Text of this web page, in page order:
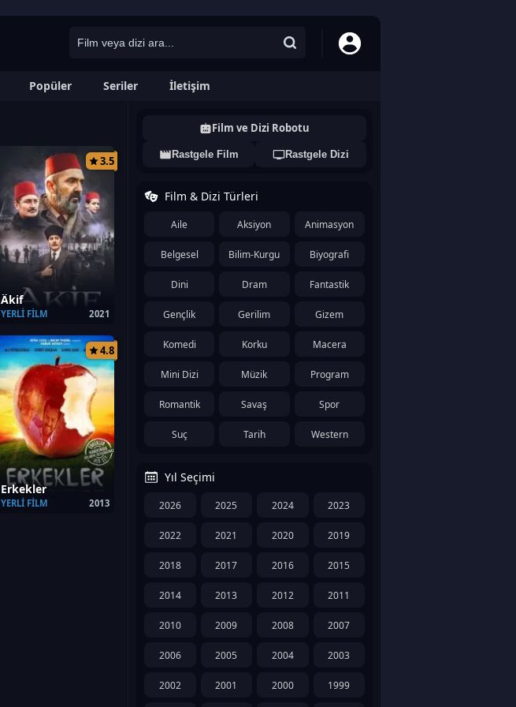
Popüler Seriler İletişim
3.5
Âkif
2021
YERLI FILM
4.8
Erkekler
2013
YERLI FILM
Film ve Dizi Robotu
Rastgele Film Rastgele Dizi
Film & Dizi Türleri
Aile Aksiyon Animasyon
Belgesel Bilim-Kurgu Biyografi
Dini Dram Fantastik
Gençlik Gerilim Gizem
Komedi Korku Macera
Mini Dizi Müzik Program
Romantik Savaş Spor
Suç Tarih Western
Yıl Seçimi
2026 2025 2024 2023
2022 2021 2020 2019
2018 2017 2016 2015
2014 2013 2012 2011
2010 2009 2008 2007
2006 2005 2004 2003
2002 2001 2000 1999